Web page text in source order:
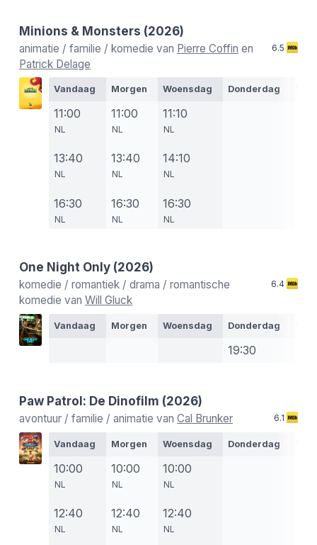
Minions & Monsters (2026)
animatie / familie / komedie van Pierre Coffin en
Patrick Delage
6.5
Vandaag Morgen Woensdag Donderdag
11:00
NL
13:40
NL
16:30
NL
11:00
NL
13:40
NL
16:30
NL
11:10
NL
14:10
NL
16:30
NL
One Night Only (2026)
komedie / romantiek / drama / romantische
komedie van Will Gluck
6.4
Vandaag Morgen Woensdag Donderdag
19:30
Paw Patrol: De Dinofilm (2026)
avontuur / familie / animatie van Cal Brunker 6.1
Vandaag Morgen Woensdag Donderdag
10:00
NL
12:40
NL
10:00
NL
12:40
NL
10:00
NL
12:40
NL